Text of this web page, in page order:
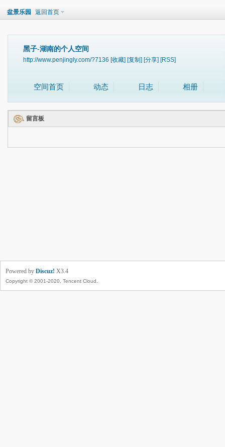
盆景乐园 返回首页
黑子-湖南的个人空间
http://www.penjingly.com/?7136 [收藏] [复制] [分享] [RSS]
空间首页 动态 日志 相册
留言板
Powered by Discuz! X3.4
Copyright © 2001-2020, Tencent Cloud.